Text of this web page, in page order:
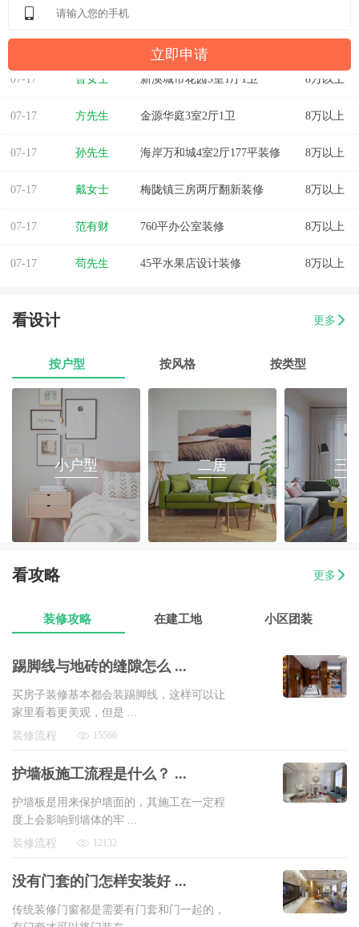
07-17 曾女士 新澳城市花园3室1厅1卫 8万以上
07-17 方先生 金源华庭3室2厅1卫 8万以上
07-17 孙先生 海岸万和城4室2厅177平装修 8万以上
07-17 戴女士 梅陇镇三房两厅翻新装修 8万以上
07-17 范有财 760平办公室装修 8万以上
07-17 苟先生 45平水果店设计装修 8万以上
07-17
李先生 乐府花园4房2厅2卫毛坯房 8万以上
郭先生 榕城区消防路口135平套房装修 8万以上
朱小姐 560平办公室装修 8万以上
伊小姐 180平和盛花园设计装修 8万以上
07-17 董先生 万泰城4室2厅 202平 8万以上
看设计 更多
按户型 按风格 按类型
小户型 二居 三
看攻略 更多
装修攻略 在建工地 小区团装
踢脚线与地砖的缝隙怎么 ...
买房子装修基本都会装踢脚线，这样可以让
家里看着更美观，但是 ...
装修流程
15566
护墙板施工流程是什么？ ...
护墙板是用来保护墙面的，其施工在一定程
度上会影响到墙体的牢 ...
装修流程
12132
没有门套的门怎样安装好 ...
传统装修门窗都是需要有门套和门一起的，